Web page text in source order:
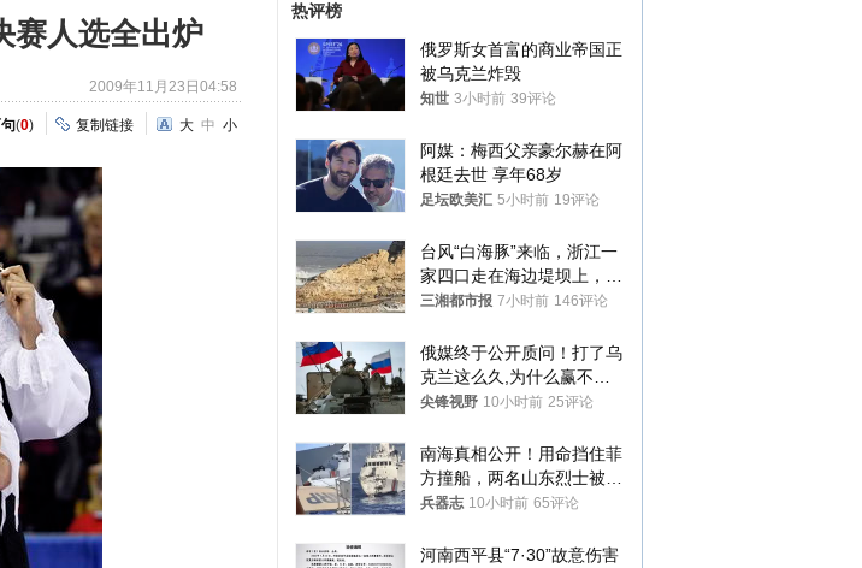
赛人选全出炉
2009年11月23日04:58
(0) 复制链接 大 中 小
热评榜
俄罗斯女首富的商业帝国正
被乌克兰炸毁
知世 3小时前 39评论
阿媒：梅西父亲豪尔赫在阿
根廷去世 享年68岁
足坛欧美汇 5小时前 19评论
台风“白海豚”来临，浙江一
家四口走在海边堤坝上，其
中9岁男孩被巨浪卷入海
三湘都市报 7小时前 146评论
俄媒终于公开质问！打了乌
克兰这么久,为什么赢不了?
答案令人沉默
尖锋视野 10小时前 25评论
南海真相公开！用命挡住菲
方撞船，两名山东烈士被授
武警最高荣誉
兵器志 10小时前 65评论
河南西平县“7·30”故意伤害